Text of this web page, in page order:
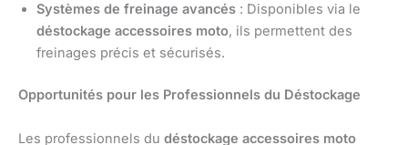
Systèmes de freinage avancés : Disponibles via le
déstockage accessoires moto, ils permettent des
freinages précis et sécurisés.
Opportunités pour les Professionnels du Déstockage
Les professionnels du déstockage accessoires moto